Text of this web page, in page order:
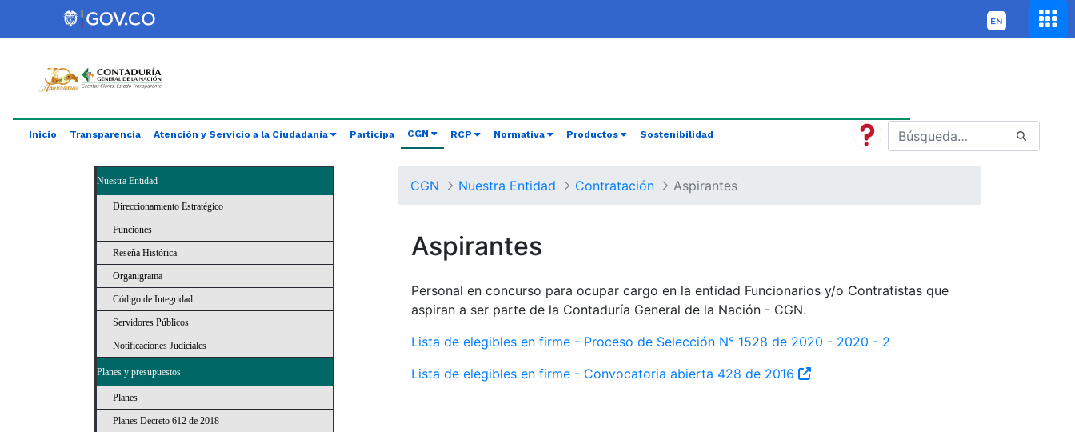
Saltar al contenido principal
Abrir menú de accesibilidad
Inicio Transparencia Atención y Servicio a la Ciudadanía Participa CGN (current)
RCP Normativa Productos Sostenibilidad
Nuestra Entidad
Direccionamiento Estratégico
Funciones
Reseña Histórica
Organigrama
Código de Integridad
Servidores Públicos
Notificaciones Judiciales
Planes y presupuestos
Planes
Planes Decreto 612 de 2018
CGN Nuestra Entidad Contratación Aspirantes
Aspirantes
Personal en concurso para ocupar cargo en la entidad Funcionarios y/o Contratistas que
aspiran a ser parte de la Contaduría General de la Nación - CGN.
Lista de elegibles en firme - Proceso de Selección N° 1528 de 2020 - 2020 - 2
Lista de elegibles en firme - Convocatoria abierta 428 de 2016